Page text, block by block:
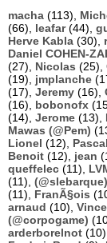
macha (113),
(66), leafar(44),
Herve Kabla (30),
Daniel COHEN-
(27), Nicolas (25),
(19), jmplanche
(17), Jeremy (16),
(16), bobonofx
(14), Jerome (13),
Mawas (@Pem)
Lionel (12), Pascal
Benoit (12), jean
queffelec (11),
(11),
(11), FranÃ§ois
arnaud (10),
(@corpogame)
arderborelnot (10),